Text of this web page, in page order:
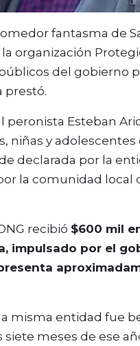
fantasma de
organización
del gobierno
prestó.
peronista Esteban
niñas y
declarada por la
la comunidad local
recibió $600 mil
impulsado por el
misma entidad fue
meses de ese